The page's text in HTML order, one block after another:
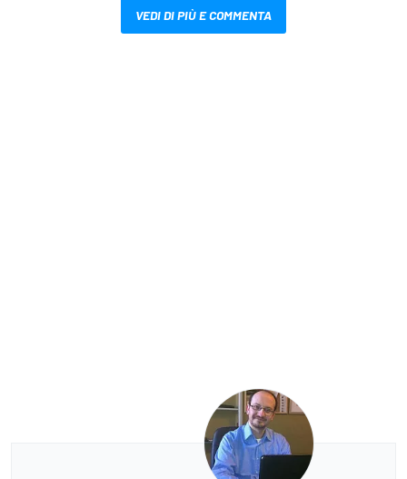
VEDI DI PIÙ E COMMENTA